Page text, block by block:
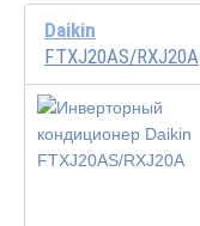
Daikin
FTXJ20AS/RXJ20A
Инвертор